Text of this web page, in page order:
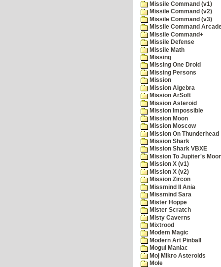
Missile Command (v1)
Missile Command (v2)
Missile Command (v3)
Missile Command
Missile Command+
Missile Defense
Missile Math
Missing
Missing One Droid
Missing Persons
Mission
Mission Algebra
Mission ArSoft
Mission Asteroid
Mission Impossible
Mission Moon
Mission Moscow
Mission On Thunderhead
Mission Shark
Mission Shark VBXE
Mission To Jupiter's
Mission X (v1)
Mission X (v2)
Mission Zircon
Missmind II Ania
Missmind Sara
Mister Hoppe
Mister Scratch
Misty Caverns
Mixtrood
Modem Magic
Modern Art Pinball
Mogul Maniac
Moj Mikro Asteroids
Mole